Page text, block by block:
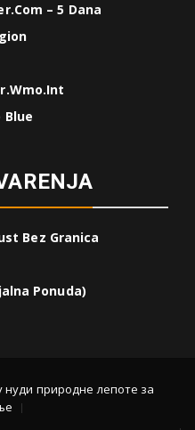
– 5 Dana
Blue
Bez Granica
Ponuda)
природне лепоте за